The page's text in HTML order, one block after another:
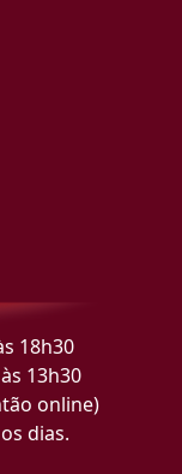
18h30
13h30
online)
dias.